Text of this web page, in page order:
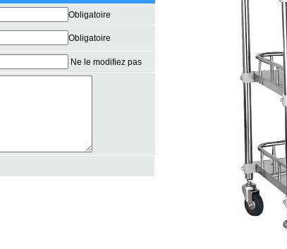
Obligatoire
Obligatoire
Ne le modifiez pas